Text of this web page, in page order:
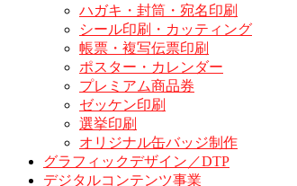
ハガキ・封筒・宛名印刷
シール印刷・カッティング
帳票・複写伝票印刷
ポスター・カレンダー
プレミアム商品券
ゼッケン印刷
選挙印刷
オリジナル缶バッジ制作
グラフィックデザイン／DTP
デジタルコンテンツ事業